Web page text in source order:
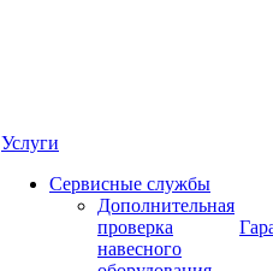
Услуги
Сервисные службы
Дополнительная
проверка
навесного